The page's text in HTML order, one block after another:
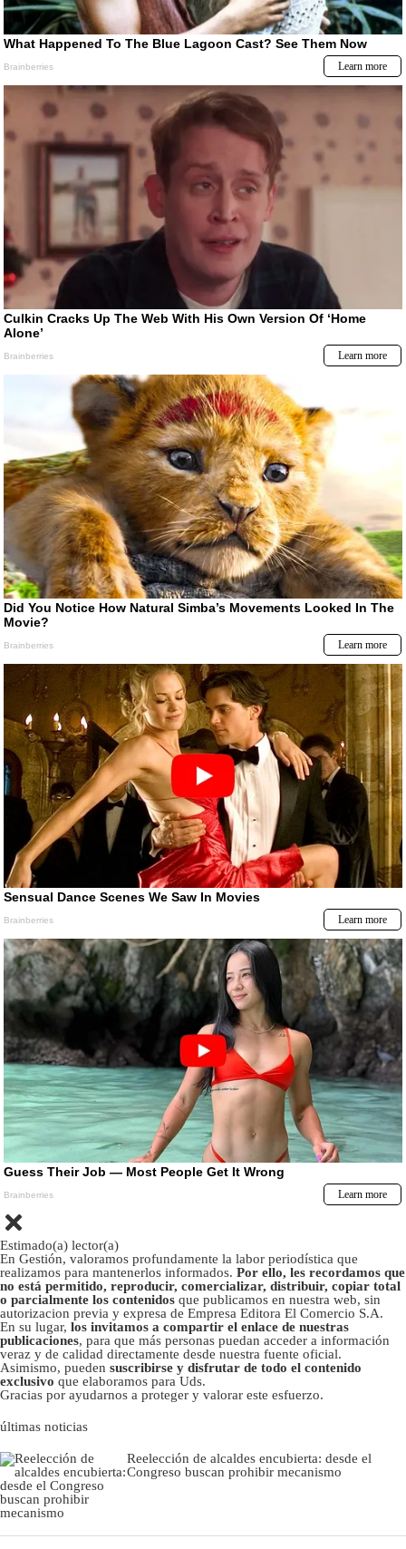
Estimado(a) lector(a)
En Gestión, valoramos profundamente la labor periodística que
realizamos para mantenerlos informados. Por ello, les recordamos que
no está permitido, reproducir, comercializar, distribuir, copiar total
o parcialmente los contenidos que publicamos en nuestra web, sin
autorizacion previa y expresa de Empresa Editora El Comercio S.A.
En su lugar, los invitamos a compartir el enlace de nuestras
publicaciones, para que más personas puedan acceder a información
veraz y de calidad directamente desde nuestra fuente oficial.
Asimismo, pueden suscribirse y disfrutar de todo el contenido
exclusivo que elaboramos para Uds.
Gracias por ayudarnos a proteger y valorar este esfuerzo.
últimas noticias
Reelección de alcaldes encubierta: desde el
Congreso buscan prohibir mecanismo